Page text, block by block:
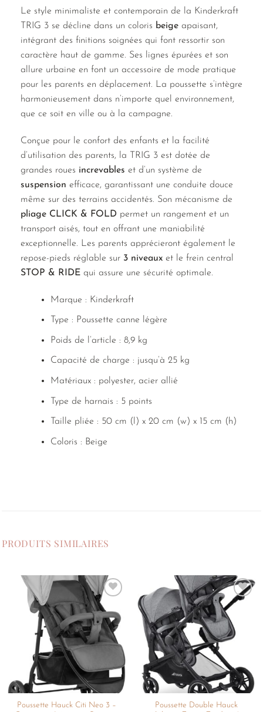
Le style minimaliste et contemporain de la Kinderkraft
TRIG 3 se décline dans un coloris beige apaisant,
intégrant des finitions soignées qui font ressortir son
caractère haut de gamme. Ses lignes épurées et son
allure urbaine en font un accessoire de mode pratique
pour les parents en déplacement. La poussette s’intègre
harmonieusement dans n’importe quel environnement,
que ce soit en ville ou à la campagne.
Conçue pour le confort des enfants et la facilité
d’utilisation des parents, la TRIG 3 est dotée de
grandes roues increvables et d’un système de
suspension efficace, garantissant une conduite douce
même sur des terrains accidentés. Son mécanisme de
pliage CLICK & FOLD permet un rangement et un
transport aisés, tout en offrant une maniabilité
exceptionnelle. Les parents apprécieront également le
repose-pieds réglable sur 3 niveaux et le frein central
STOP & RIDE qui assure une sécurité optimale.
Marque : Kinderkraft
Type : Poussette canne légère
Poids de l’article : 8,9 kg
Capacité de charge : jusqu’à 25 kg
Matériaux : polyester, acier allié
Type de harnais : 5 points
Taille pliée : 50 cm (l) x 20 cm (w) x 15 cm (h)
Coloris : Beige
PRODUITS SIMILAIRES
Ajouter
à la
liste de
souhaits
Poussette Hauck Citi Neo 3 –
Ajouter
liste de
souhaits
Poussette Double Hauck